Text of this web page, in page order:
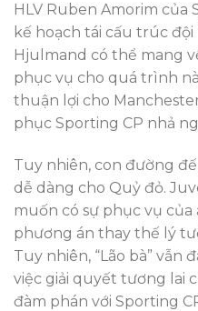
HLV Ruben Amorim của
kế hoạch tái cấu trúc đội
Hjulmand có thể mang
phục vụ cho quá trình
thuận lợi cho
phục Sporting CP nhả
Tuy nhiên, con đường
dễ dàng cho Quỷ đỏ.
muốn có sự phục vụ
phương án thay thế lý
Tuy nhiên, “Lão bà” vẫn
việc giải quyết tương lai
đàm phán với Sporting